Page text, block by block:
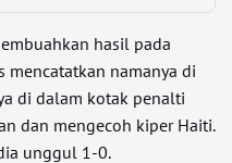
hasil pada
mencatatkan namanya di
di dalam kotak penalti
dan mengecoh kiper Haiti.
unggul 1-0.